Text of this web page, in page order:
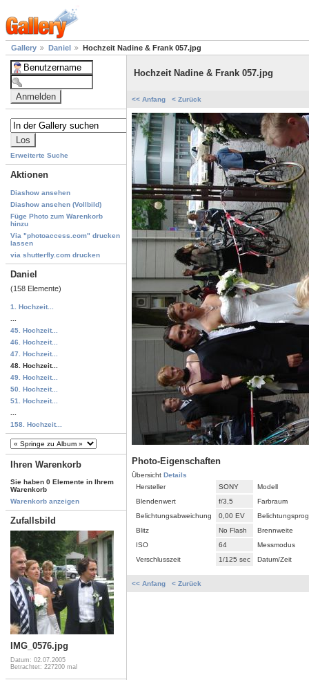
Gallery Daniel Hochzeit Nadine & Frank 057.jpg
Erweiterte Suche
Aktionen
Diashow ansehen
Diashow ansehen (Vollbild)
Füge Photo zum Warenkorb
hinzu
Via "photoaccess.com" drucken
lassen
via shutterfly.com drucken
Daniel
(158 Elemente)
1. Hochzeit...
45. Hochzeit...
46. Hochzeit...
47. Hochzeit...
48. Hochzeit...
49. Hochzeit...
50. Hochzeit...
51. Hochzeit...
158. Hochzeit...
Ihren Warenkorb
Sie haben 0 Elemente in Ihrem
Warenkorb
Warenkorb anzeigen
Zufallsbild
IMG_0576.jpg
Datum: 02.07.2005
Betrachtet: 227200 mal
Hochzeit Nadine & Frank 057.jpg
<< Anfang < Zurück
Photo-Eigenschaften
Übersicht Details
Hersteller
SONY
Modell
Blendenwert
f/3,5
Farbraum
Belichtungsabweichung
0,00 EV
Blitz
No Flash
Brennweite
ISO
64
Messmodus
Verschlusszeit
1/125 sec Datum/Zeit
<< Anfang < Zurück